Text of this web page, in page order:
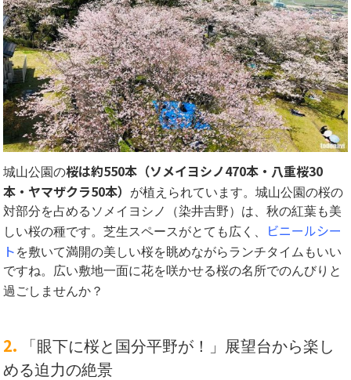
城山公園の桜は約550本（ソメイヨシノ470本・八重桜30
本・ヤマザクラ50本）
が植えられています。城山公園の桜の
対部分を占めるソメイヨシノ（染井吉野）は、秋の紅葉も美
しい桜の種です。芝生スペースがとても広く、
ビニールシー
ト を敷いて満開の美しい桜を眺めながらランチタイムもいい
ですね。広い敷地一面に花を咲かせる桜の名所でのんびりと
過ごしませんか？
2.
「眼下に桜と国分平野が！」展望台から楽し
める迫力の絶景